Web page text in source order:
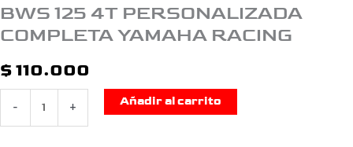
BWS 125 4T PERSONALIZADA
COMPLETA YAMAHA RACING
$ 110.000
- +
Añadir al carrito